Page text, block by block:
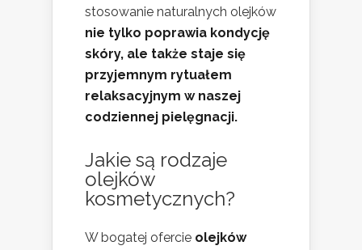
stosowanie naturalnych olejków
nie tylko poprawia kondycję
skóry, ale także staje się
przyjemnym rytuałem
relaksacyjnym w naszej
codziennej pielęgnacji.
Jakie są rodzaje
olejków
kosmetycznych?
W bogatej ofercie olejków